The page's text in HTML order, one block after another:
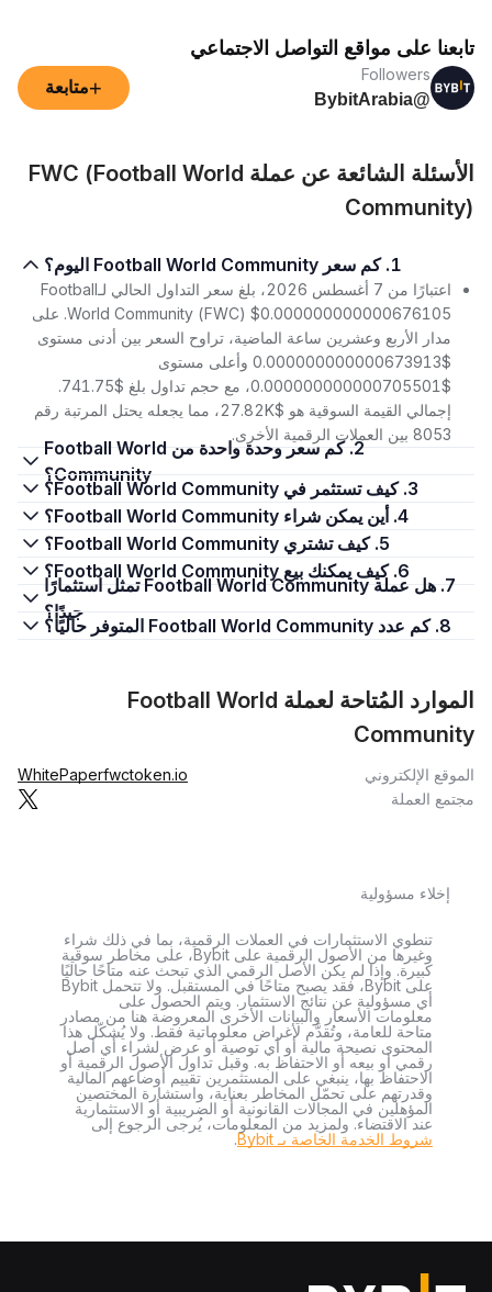
تابعنا على مواقع التواصل الاجتماعي
Followers
@BybitArabia
+متابعة
الأسئلة الشائعة عن عملة FWC (Football World
Community)
1. كم سعر Football World Community اليوم؟
اعتبارًا من 7 أغسطس 2026، بلغ سعر التداول الحالي لـFootball
World Community (FWC) $0.000000000000676105. على
مدار الأربع وعشرين ساعة الماضية، تراوح السعر بين أدنى مستوى
$0.000000000000673913 وأعلى مستوى
$0.000000000000705501، مع حجم تداول بلغ $741.75.
إجمالي القيمة السوقية هو $27.82K، مما يجعله يحتل المرتبة رقم
8053 بين العملات الرقمية الأخرى.
2. كم سعر وحدة واحدة من Football World
Community؟
3. كيف تستثمر في Football World Community؟
4. أين يمكن شراء Football World Community؟
5. كيف تشتري Football World Community؟
6. كيف يمكنك بيع Football World Community؟
7. هل عملة Football World Community تمثل استثمارًا
جيدًا؟
8. كم عدد Football World Community المتوفر حاليًا؟
الموارد المُتاحة لعملة Football World
Community
الموقع الإلكتروني fwctoken.io
WhitePaper
مجتمع العملة
إخلاء مسؤولية
تنطوي الاستثمارات في العملات الرقمية، بما في ذلك شراء
وغيرها من الأصول الرقمية على Bybit، على مخاطر سوقية
كبيرة. وإذا لم يكن الأصل الرقمي الذي تبحث عنه متاحًا حاليًا
على Bybit، فقد يصبح متاحًا في المستقبل. ولا تتحمل Bybit
أي مسؤولية عن نتائج الاستثمار. ويتم الحصول على
معلومات الأسعار والبيانات الأخرى المعروضة هنا من مصادر
متاحة للعامة، وتُقدَّم لأغراض معلوماتية فقط. ولا يُشكّل هذا
المحتوى نصيحة مالية أو أي توصية أو عرض لشراء أي أصل
رقمي أو بيعه أو الاحتفاظ به. وقبل تداول الأصول الرقمية أو
الاحتفاظ بها، ينبغي على المستثمرين تقييم أوضاعهم المالية
وقدرتهم على تحمّل المخاطر بعناية، واستشارة المختصين
المؤهلين في المجالات القانونية أو الضريبية أو الاستثمارية
عند الاقتضاء. ولمزيد من المعلومات، يُرجى الرجوع إلى
شروط الخدمة الخاصة بـ Bybit
.